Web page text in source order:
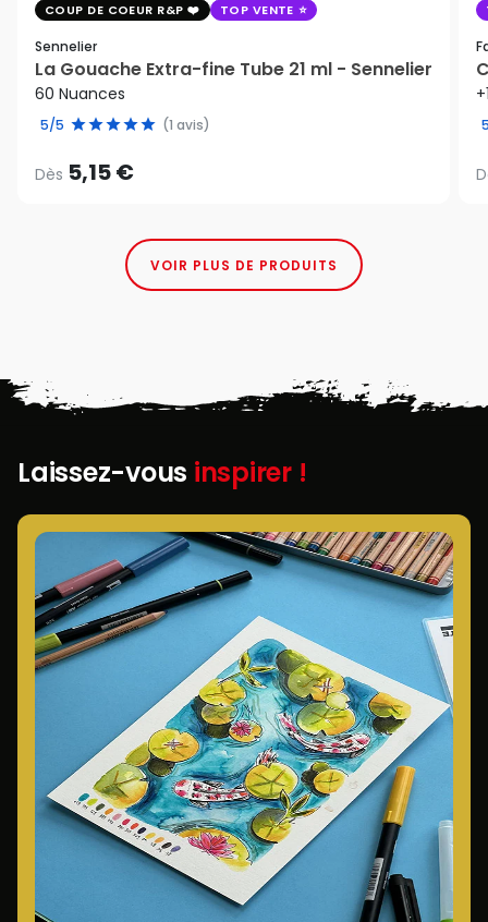
COUP DE COEUR R&P TOP VENTE
Sennelier
La Gouache Extra-fine Tube 21 ml - Sennelier
60 Nuances
5/5 (1 avis)
Dès 5,15 €
VOIR PLUS DE PRODUITS
Laissez-vous inspirer !